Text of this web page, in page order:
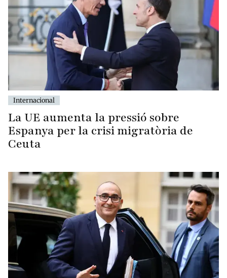
Internacional
La UE aumenta la pressió sobre
Espanya per la crisi migratòria de
Ceuta